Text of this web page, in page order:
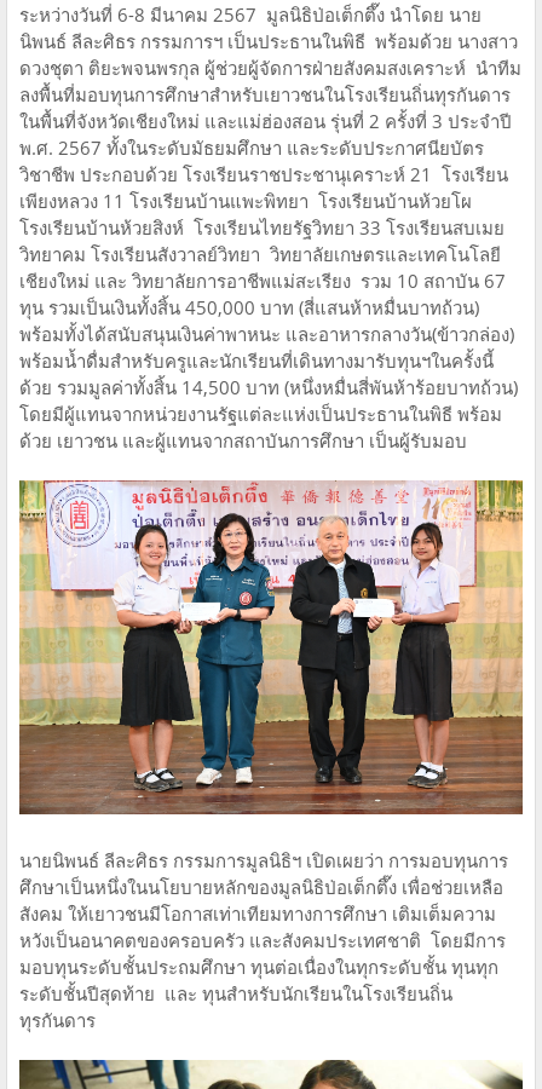
ระหว่างวันที่ 6-8 มีนาคม 2567 มูลนิธิป่อเต็กตึ๊ง นำโดย นาย
นิพนธ์ ลีละศิธร กรรมการฯ เป็นประธานในพิธี พร้อมด้วย นางสาว
ดวงชุตา ติยะพจนพรกุล ผู้ช่วยผู้จัดการฝ่ายสังคมสงเคราะห์ นำทีม
ลงพื้นที่มอบทุนการศึกษาสำหรับเยาวชนในโรงเรียนถิ่นทุรกันดาร
ในพื้นที่จังหวัดเชียงใหม่ และแม่ฮ่องสอน รุ่นที่ 2 ครั้งที่ 3 ประจำปี
พ.ศ. 2567 ทั้งในระดับมัธยมศึกษา และระดับประกาศนียบัตร
วิชาชีพ ประกอบด้วย โรงเรียนราชประชานุเคราะห์ 21 โรงเรียน
เพียงหลวง 11 โรงเรียนบ้านแพะพิทยา โรงเรียนบ้านห้วยโผ
โรงเรียนบ้านห้วยสิงห์ โรงเรียนไทยรัฐวิทยา 33 โรงเรียนสบเมย
วิทยาคม โรงเรียนสังวาลย์วิทยา วิทยาลัยเกษตรและเทคโนโลยี
เชียงใหม่ และ วิทยาลัยการอาชีพแม่สะเรียง รวม 10 สถาบัน 67
ทุน รวมเป็นเงินทั้งสิ้น 450,000 บาท (สี่แสนห้าหมื่นบาทถ้วน)
พร้อมทั้งได้สนับสนุนเงินค่าพาหนะ และอาหารกลางวัน(ข้าวกล่อง)
พร้อมน้ำดื่มสำหรับครูและนักเรียนที่เดินทางมารับทุนฯในครั้งนี้
ด้วย รวมมูลค่าทั้งสิ้น 14,500 บาท (หนึ่งหมื่นสี่พันห้าร้อยบาทถ้วน)
โดยมีผู้แทนจากหน่วยงานรัฐแต่ละแห่งเป็นประธานในพิธี พร้อม
ด้วย เยาวชน และผู้แทนจากสถาบันการศึกษา เป็นผู้รับมอบ
นายนิพนธ์ ลีละศิธร กรรมการมูลนิธิฯ เปิดเผยว่า การมอบทุนการ
ศึกษาเป็นหนึ่งในนโยบายหลักของมูลนิธิป่อเต็กตึ๊ง เพื่อช่วยเหลือ
สังคม ให้เยาวชนมีโอกาสเท่าเทียมทางการศึกษา เติมเต็มความ
หวังเป็นอนาคตของครอบครัว และสังคมประเทศชาติ โดยมีการ
มอบทุนระดับชั้นประถมศึกษา ทุนต่อเนื่องในทุกระดับชั้น ทุนทุก
ระดับชั้นปีสุดท้าย และ ทุนสำหรับนักเรียนในโรงเรียนถิ่น
ทุรกันดาร